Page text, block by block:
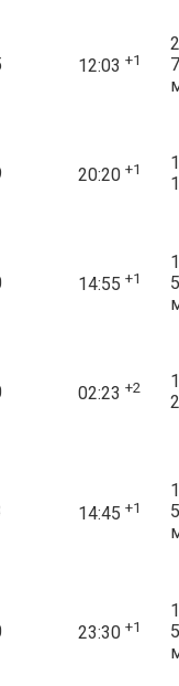
12:03 +1
7
20:20 +1
14:55 +1
02:23 +2
14:45 +1
23:30 +1